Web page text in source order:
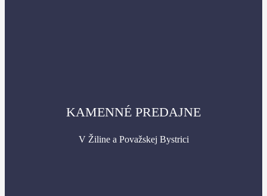
KAMENNÉ PREDAJNE
V Žiline a Považskej Bystrici